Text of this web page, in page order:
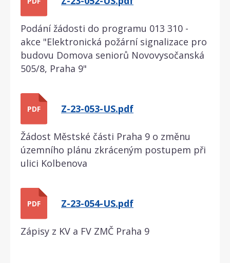
Podání žádosti do programu 013 310 -
akce "Elektronická požární signalizace pro
budovu Domova seniorů Novovysočanská
505/8, Praha 9"
PDF Z-23-053-US.pdf
Žádost Městské části Praha 9 o změnu
územního plánu zkráceným postupem při
ulici Kolbenova
PDF Z-23-054-US.pdf
Zápisy z KV a FV ZMČ Praha 9